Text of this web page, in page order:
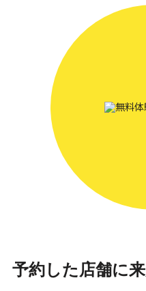
予約した店舗に